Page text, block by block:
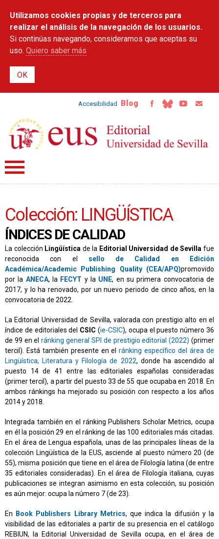
contenido
principal
Utilizamos cookies propias y de terceros para
realizar el análisis de la navegación de los usuarios.
Si continúas navegando, consideramos que aceptas su
uso. Quiero saber más
Accesibilidad Blog
Colección: LINGÜÍSTICA
ÍNDICES DE CALIDAD
La colección Lingüística de la Editorial Universidad de Sevilla fue
reconocida con el sello de Calidad en Edición
Académica/Academic Publishing Quality (CEA/APQ)promovido
por la ANECA, la FECYT y la UNE, en su primera convocatoria de
2017, y lo ha renovado, por un nuevo periodo de cinco años, en la
convocatoria de 2022.
La Editorial Universidad de Sevilla, valorada con prestigio alto en el
índice de editoriales del CSIC (ie-CSIC), ocupa el puesto número 36
de 99 en elránking general SPI de prestigio editorial (2022) (primer
tercil). Está también presente en elránking específico del área de
Lingüística, Literatura y Filología de 2022, donde ha ascendido al
puesto 14 de 41 entre las editoriales españolas consideradas
(primer tercil), a partir del puesto 33 de 55 que ocupaba en 2018. En
ambos ránkings ha mejorado su posición con respecto a los años
2014 y 2018.
Integrada también en el ránking Publishers Scholar Metrics, ocupa
en él la posición 29 en el ránking de las 100 editoriales más citadas.
En el área de Lengua española, unas de las principales líneas de la
colección Lingüística de la EUS, asciende al puesto número 20 (de
55), misma posición que tiene en el área de Filología latina (de entre
35 editoriales consideradas). En el área de Filología italiana, cuyas
publicaciones se integran asimismo en esta colección, su posición
es aún mejor: ocupa la número 7 (de 23).
En Book Publishers Library Metrics, que indica la difusión y la
visibilidad de las editoriales a partir de su presencia en el catálogo
REBIUN, la Editorial Universidad de Sevilla ocupa, en el área de